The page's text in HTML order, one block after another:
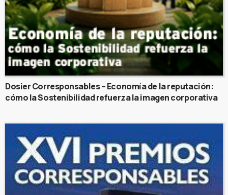
Dosier Corresponsables – Economía de la reputación:
cómo la Sostenibilidad refuerza la imagen corporativa